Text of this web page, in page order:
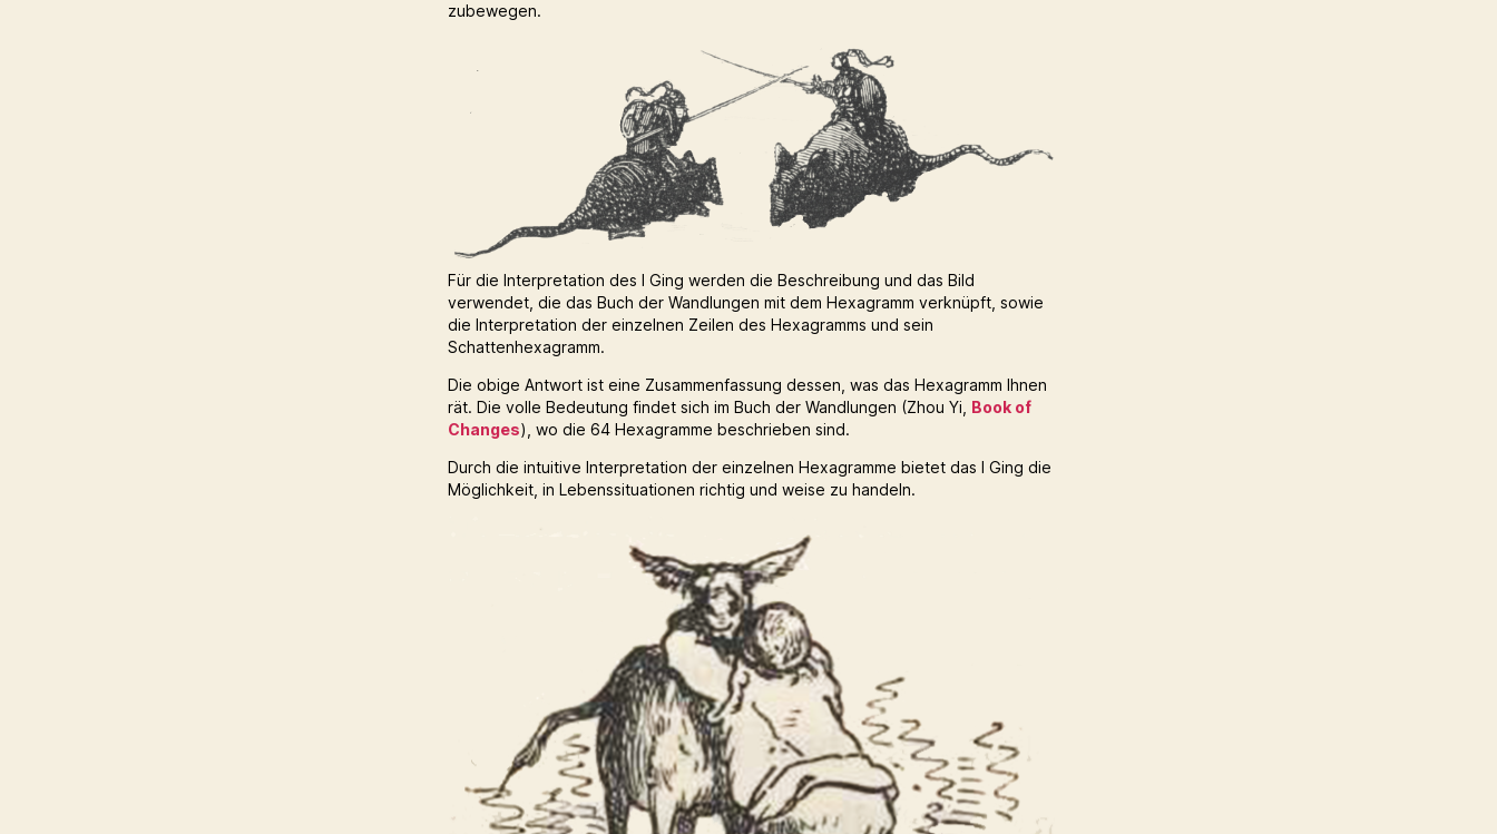
zubewegen.
Für die Interpretation des I Ging werden die Beschreibung und das Bild
verwendet, die das Buch der Wandlungen mit dem Hexagramm verknüpft, sowie
die Interpretation der einzelnen Zeilen des Hexagramms und sein
Schattenhexagramm.
Die obige Antwort ist eine Zusammenfassung dessen, was das Hexagramm Ihnen
rät. Die volle Bedeutung findet sich im Buch der Wandlungen (Zhou Yi, Book of
Changes), wo die 64 Hexagramme beschrieben sind.
Durch die intuitive Interpretation der einzelnen Hexagramme bietet das I Ging die
Möglichkeit, in Lebenssituationen richtig und weise zu handeln.